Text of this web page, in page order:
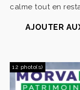
calme tout en
AJOUTER
12 photo(s)